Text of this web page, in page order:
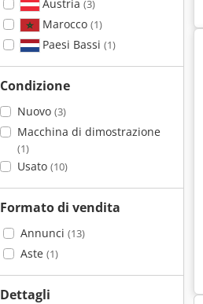
Austria (3)
Marocco (1)
Paesi Bassi (1)
Condizione
Nuovo (3)
Macchina di dimostrazione
(1)
Usato (10)
Formato di vendita
Annunci (13)
Aste (1)
Dettagli